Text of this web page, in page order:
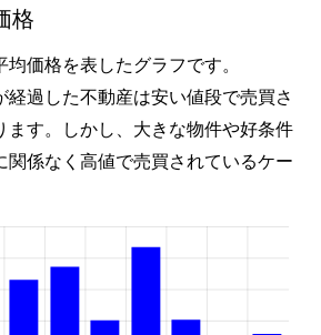
格
価格を表したグラフです。
過した不動産は安い値段で売買さ
ます。しかし、大きな物件や好条件
関係なく高値で売買されているケー